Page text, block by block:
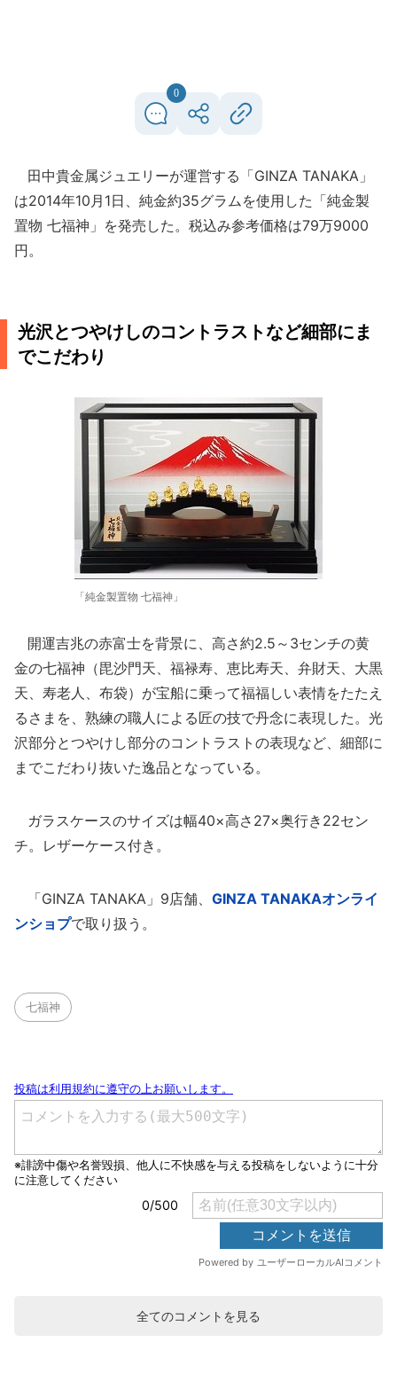
0
田中貴金属ジュエリーが運営する「GINZA TANAKA」
は2014年10月1日、純金約35グラムを使用した「純金製
置物 七福神」を発売した。税込み参考価格は79万9000
円。
光沢とつやけしのコントラストなど細部にま
でこだわり
「純金製置物 七福神」
開運吉兆の赤富士を背景に、高さ約2.5～3センチの黄
金の七福神（毘沙門天、福禄寿、恵比寿天、弁財天、大黒
天、寿老人、布袋）が宝船に乗って福福しい表情をたたえ
るさまを、熟練の職人による匠の技で丹念に表現した。光
沢部分とつやけし部分のコントラストの表現など、細部に
までこだわり抜いた逸品となっている。
ガラスケースのサイズは幅40×高さ27×奥行き22セン
チ。レザーケース付き。
「GINZA TANAKA」9店舗、 GINZA TANAKAオンライ
ンショプで取り扱う。
七福神
全てのコメントを見る